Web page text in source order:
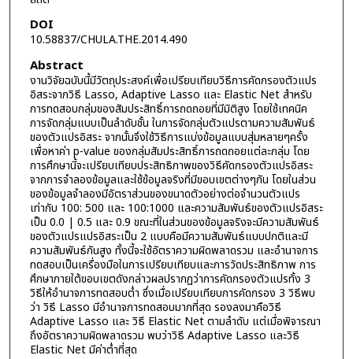
DOI
10.58837/CHULA.THE.2014.490
Abstract
งานวิจัยฉบับนี้มีวัตถุประสงค์เพื่อเปรียบเทียบวิธีการคัดกรองตัวแปร
อิสระจากวิธี Lasso, Adaptive Lasso และ Elastic Net สำหรับ
การทดสอบกลุ่มของสัมประสิทธิ์การถดถอยที่มีมิติสูง โดยใช้เทคนิค
การจัดกลุ่มแบบเป็นลำดับชั้น ในการจัดกลุ่มตัวแปรตามความสัมพันธ์
ของตัวแปรอิสระ จากนั้นจึงใช้วิธีการแบ่งข้อมูลแบบสุ่มหลายๆครั้ง
เพื่อหาค่า p-value ของกลุ่มสัมประสิทธิ์การถดถอยแต่ละกลุ่ม โดย
การศึกษานี้จะเปรียบเทียบประสิทธิภาพของวิธีคัดกรองตัวแปรอิสระ
จากการจำลองข้อมูลและใช้ข้อมูลจริงที่มีขอบเขตต่างๆกัน โดยในส่วน
ของข้อมูลจำลองมีอัตราส่วนของขนาดตัวอย่างต่อจำนวนตัวแปร
เท่ากับ 100: 500 และ 100:1000 และความสัมพันธ์ของตัวแปรอิสระ
เป็น 0.0 | 0.5 และ 0.9 ขณะที่ในส่วนของข้อมูลจริงจะมีความสัมพันธ์
ของตัวแปรแปรอิสระเป็น 2 แบบคือมีความสัมพันธ์แบบปกติและมี
ความสัมพันธ์กันสูง ทั้งนี้จะใช้อัตราความผิดพลาดรวม และอำนาจการ
ทดสอบเป็นเครื่องมือในการเปรียบเทียบและการวัดประสิทธิภาพ การ
ศึกษาภายใต้ขอบเขตดังกล่าวผลปรากฏว่าการคัดกรองตัวแปรทั้ง 3
วิธีให้อำนาจการทดสอบต่ำ ซึ่งเมื่อเปรียบเทียบการคัดกรอง 3 วิธีพบ
ว่า วิธี Lasso มีอำนาจการทดสอบมากที่สุด รองลงมาคือวิธี
Adaptive Lasso และ วิธี Elastic Net ตามลำดับ แต่เมื่อพิจารณา
ถึงอัตราความผิดพลาดรวม พบว่าวิธี Adaptive Lasso และวิธี
Elastic Net มีค่าต่ำที่สุด